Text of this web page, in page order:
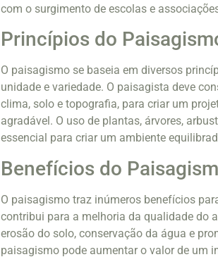
com o surgimento de escolas e
Princípios do
O paisagismo se baseia em diversos
unidade e variedade. O paisagista deve
clima, solo e topografia, para criar um
agradável. O uso de plantas, árvores,
essencial para criar um ambiente
Benefícios do
O paisagismo traz inúmeros benefícios
contribui para a melhoria da qualidade do
erosão do solo, conservação da água e
paisagismo pode aumentar o valor de um